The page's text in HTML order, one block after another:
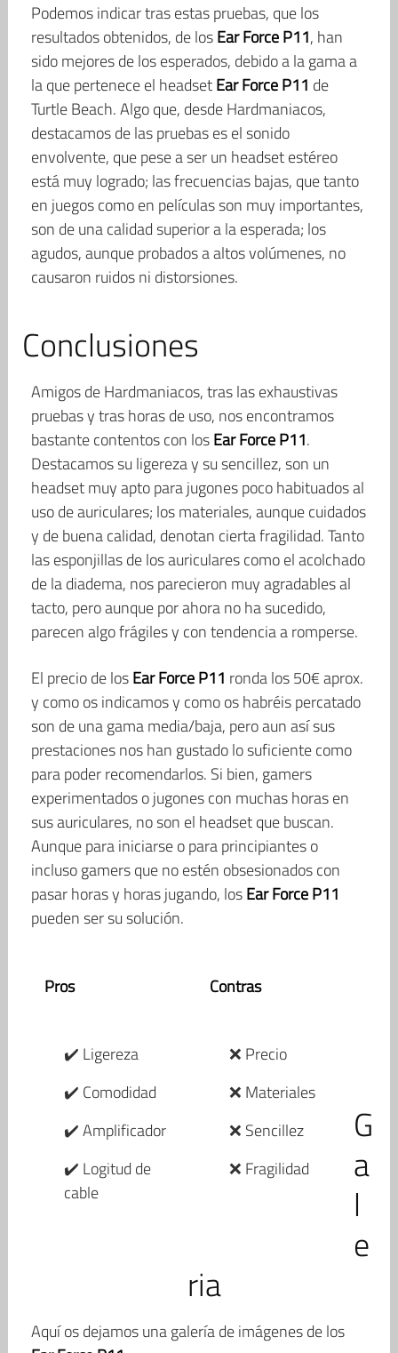
Podemos indicar tras estas pruebas, que los
resultados obtenidos, de losEar Force P11, han
sido mejores de los esperados, debido a la gama a
la que pertenece el headsetEar Force P11 de
Turtle Beach. Algo que, desde Hardmaniacos,
destacamos de las pruebas es el sonido
envolvente, que pese a ser un headset estéreo
está muy logrado; las frecuencias bajas, que tanto
en juegos como en películas son muy importantes,
son de una calidad superior a la esperada; los
agudos, aunque probados a altos volúmenes, no
causaron ruidos ni distorsiones.
Conclusiones
Amigos de Hardmaniacos, tras las exhaustivas
pruebas y tras horas de uso, nos encontramos
bastante contentos con losEar Force P11.
Destacamos su ligereza y su sencillez, son un
headset muy apto para jugones poco habituados al
uso de auriculares; los materiales, aunque cuidados
y de buena calidad, denotan cierta fragilidad. Tanto
las esponjillas de los auriculares como el acolchado
de la diadema, nos parecieron muy agradables al
tacto, pero aunque por ahora no ha sucedido,
parecen algo frágiles y con tendencia a romperse.
El precio de losEar Force P11 ronda los 50€ aprox.
y como os indicamos y como os habréis percatado
son de una gama media/baja, pero aun así sus
prestaciones nos han gustado lo suficiente como
para poder recomendarlos. Si bien, gamers
experimentados o jugones con muchas horas en
sus auriculares, no son el headset que buscan.
Aunque para iniciarse o para principiantes o
incluso gamers que no estén obsesionados con
pasar horas y horas jugando, losEar Force P11
pueden ser su solución.
Pros
✔️ Ligereza
✔️ Comodidad
✔️ Amplificador
✔️ Logitud de
cable
Contras
❌ Precio
❌ Materiales
❌ Sencillez
❌ Fragilidad
G
a
l
e
ria
Aquí os dejamos una galería de imágenes de los